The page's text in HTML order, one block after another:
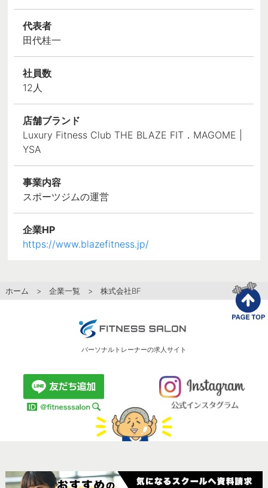
代表者
田代桂一
社員数
12人
店舗ブランド
Luxury Fitness Club THE BLAZE FIT．MAGOME |
YSA
事業内容
スポーツジムの運営
企業HP
https://www.blazefitness.jp/
ホーム > 企業一覧 > 株式会社BF
パーソナルトレーナーの求人サイト